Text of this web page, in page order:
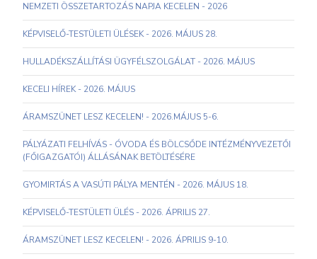
NEMZETI ÖSSZETARTOZÁS NAPJA KECELEN - 2026
KÉPVISELŐ-TESTÜLETI ÜLÉSEK - 2026. MÁJUS 28.
HULLADÉKSZÁLLÍTÁSI ÜGYFÉLSZOLGÁLAT - 2026. MÁJUS
KECELI HÍREK - 2026. MÁJUS
ÁRAMSZÜNET LESZ KECELEN! - 2026.MÁJUS 5-6.
PÁLYÁZATI FELHÍVÁS - ÓVODA ÉS BÖLCSŐDE INTÉZMÉNYVEZETŐI
(FŐIGAZGATÓI) ÁLLÁSÁNAK BETÖLTÉSÉRE
GYOMIRTÁS A VASÚTI PÁLYA MENTÉN - 2026. MÁJUS 18.
KÉPVISELŐ-TESTÜLETI ÜLÉS - 2026. ÁPRILIS 27.
ÁRAMSZÜNET LESZ KECELEN! - 2026. ÁPRILIS 9-10.